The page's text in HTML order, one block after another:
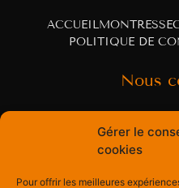
Gérer le
cookies
Pour offrir les meilleures
ACCUEILMONTRES
POLITIQUE DE
Nous
3963 Crans-